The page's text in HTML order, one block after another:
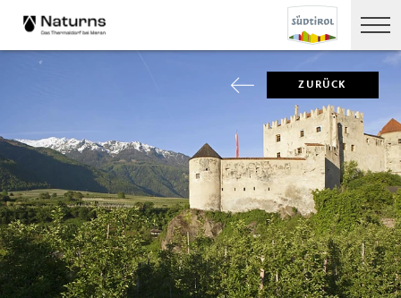
ZURÜCK